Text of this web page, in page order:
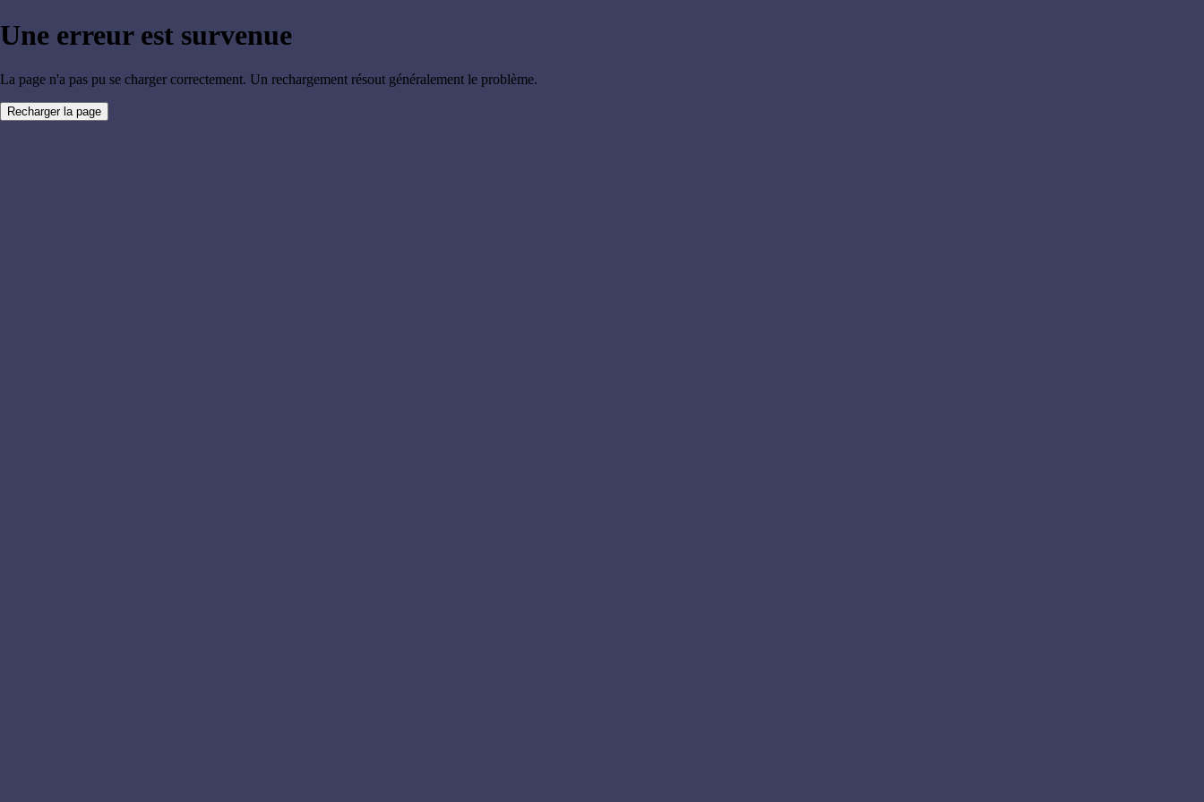
Une erreur est survenue
La page n'a pas pu se charger correctement. Un rechargement résout généralement le problème.
Recharger la page